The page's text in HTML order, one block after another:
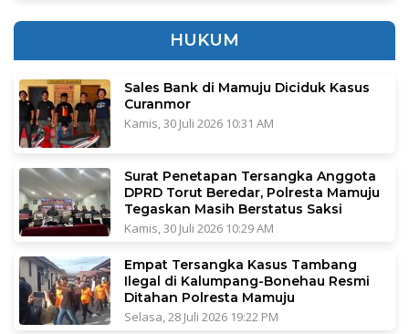
HUKUM
Sales Bank di Mamuju Diciduk Kasus
Curanmor
Kamis, 30 Juli 2026 10:31 AM
Surat Penetapan Tersangka Anggota
DPRD Torut Beredar, Polresta Mamuju
Tegaskan Masih Berstatus Saksi
Kamis, 30 Juli 2026 10:29 AM
Empat Tersangka Kasus Tambang
Ilegal di Kalumpang-Bonehau Resmi
Ditahan Polresta Mamuju
Selasa, 28 Juli 2026 19:22 PM